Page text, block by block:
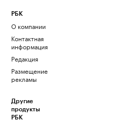
РБК
О компании
Контактная
информация
Редакция
Размещение
рекламы
Другие
продукты
РБК